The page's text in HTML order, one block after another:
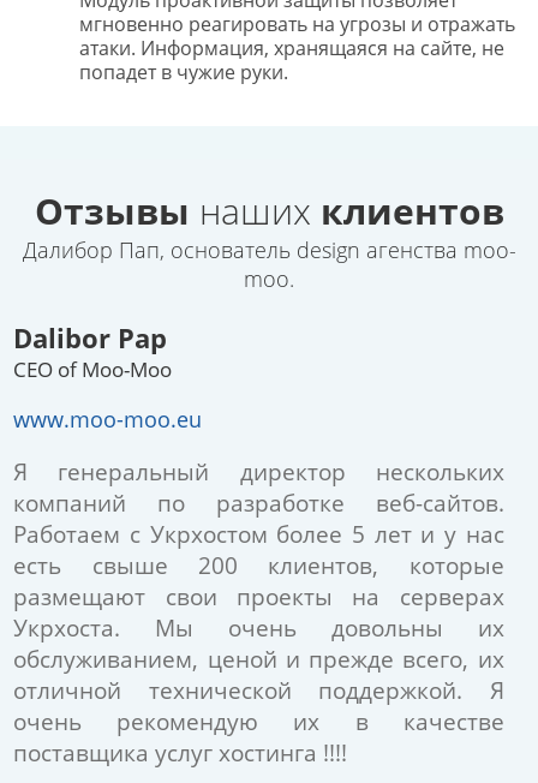
мгновенно реагировать на угрозы и отражать
атаки. Информация, хранящаяся на сайте, не
попадет в чужие руки.
Отзывы наших клиентов
Далибор Пап, основатель design агенства moo-
moo.
Dalibor Pap
CEO of Moo-Moo
www.moo-moo.eu
Я генеральный директор нескольких
компаний по разработке веб-сайтов.
Работаем с Укрхостом более 5 лет и у нас
есть свыше 200 клиентов, которые
размещают свои проекты на серверах
Укрхоста. Мы очень довольны их
обслуживанием, ценой и прежде всего, их
отличной технической поддержкой. Я
очень рекомендую их в качестве
поставщика услуг хостинга !!!!